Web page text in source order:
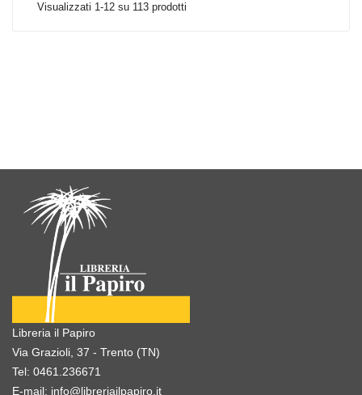
Visualizzati 1-12 su 113 prodotti
Libreria il Papiro
Via Grazioli, 37 - Trento (TN)
Tel: 0461.236671
E-mail: info@libreriailpapiro.it